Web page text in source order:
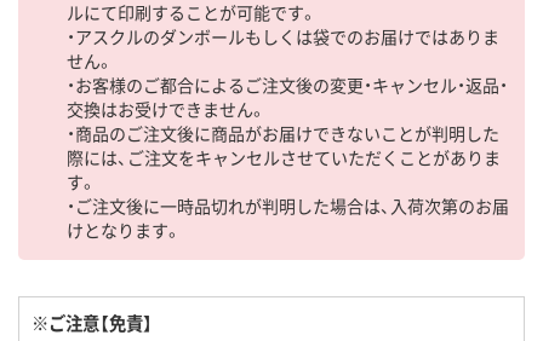
ルにて印刷することが可能です。
・アスクルのダンボールもしくは袋でのお届けではありま
せん。
・お客様のご都合によるご注文後の変更・キャンセル・返品・
交換はお受けできません。
・商品のご注文後に商品がお届けできないことが判明した
際には、ご注文をキャンセルさせていただくことがありま
す。
・ご注文後に一時品切れが判明した場合は、入荷次第のお届
けとなります。
※ご注意【免責】